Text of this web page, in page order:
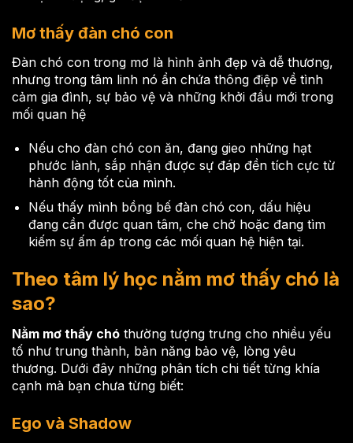
Mơ thấy đàn chó con
Đàn chó con trong mơ là hình ảnh đẹp và dễ thương,
nhưng trong tâm linh nó ẩn chứa thông điệp về tình
cảm gia đình, sự bảo vệ và những khởi đầu mới trong
mối quan hệ
Nếu cho đàn chó con ăn, đang gieo những hạt
phước lành, sắp nhận được sự đáp đền tích cực từ
hành động tốt của mình.
Nếu thấy mình bồng bế đàn chó con, dấu hiệu
đang cần được quan tâm, che chở hoặc đang tìm
kiếm sự ấm áp trong các mối quan hệ hiện tại.
Theo tâm lý học nằm mơ thấy chó là
sao?
Nằm mơ thấy chó thường tượng trưng cho nhiều yếu
tố như trung thành, bản năng bảo vệ, lòng yêu
thương. Dưới đây những phân tích chi tiết từng khía
cạnh mà bạn chưa từng biết:
Ego và Shadow